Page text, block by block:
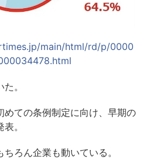
main/html/rd/p/0000
。
めての条例制定に向け、早期の
。
ろん企業も動いている。